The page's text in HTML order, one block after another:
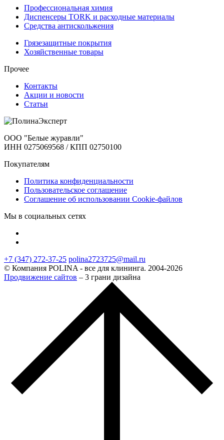
Профессиональная химия
Диспенсеры TORK и расходные материалы
Cредства антискольжения
Грязезащитные покрытия
Хозяйственные товары
Прочее
Контакты
Акции и новости
Статьи
ООО "Белые журавли"
ИНН 0275069568 / КПП 02750100
Покупателям
Политика конфиденциальности
Пользовательское соглашение
Соглашение об использовании Cookie-файлов
Мы в социальных сетях
+7 (347) 272-37-25 polina2723725@mail.ru
© Компания POLINA - все для клининга. 2004-2026
Продвижение сайтов – 3 грани дизайна